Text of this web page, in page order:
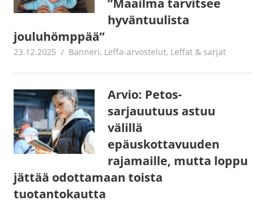
”Maailma tarvitsee
hyväntuulista
jouluhömppää”
23.12.2025 Jouni Hirn
Banneri, Leffa-arvostelut, Leffat & sarjat
Arvio: Petos-
sarjauutuus astuu
välillä
epäuskottavuuden
rajamaille, mutta loppu
jättää odottamaan toista
tuotantokautta